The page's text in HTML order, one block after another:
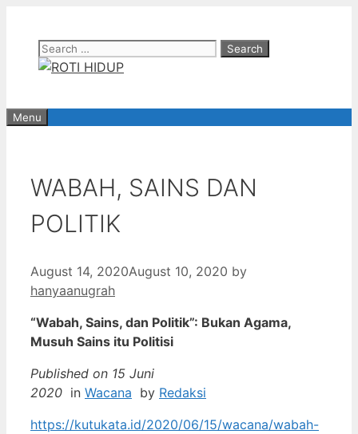
contentSearch
for:
Menu
WABAH, SAINS DAN
POLITIK
August 14, 2020August 10, 2020 by
hanyaanugrah
“Wabah, Sains, dan Politik”: Bukan Agama,
Musuh Sains itu Politisi
Published on 15 Juni
2020 in Wacana by Redaksi
https://kutukata.id/2020/06/15/wacana/wabah-